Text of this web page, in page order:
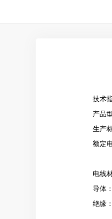
技术
产品
生产
额定
电线
导体
绝缘